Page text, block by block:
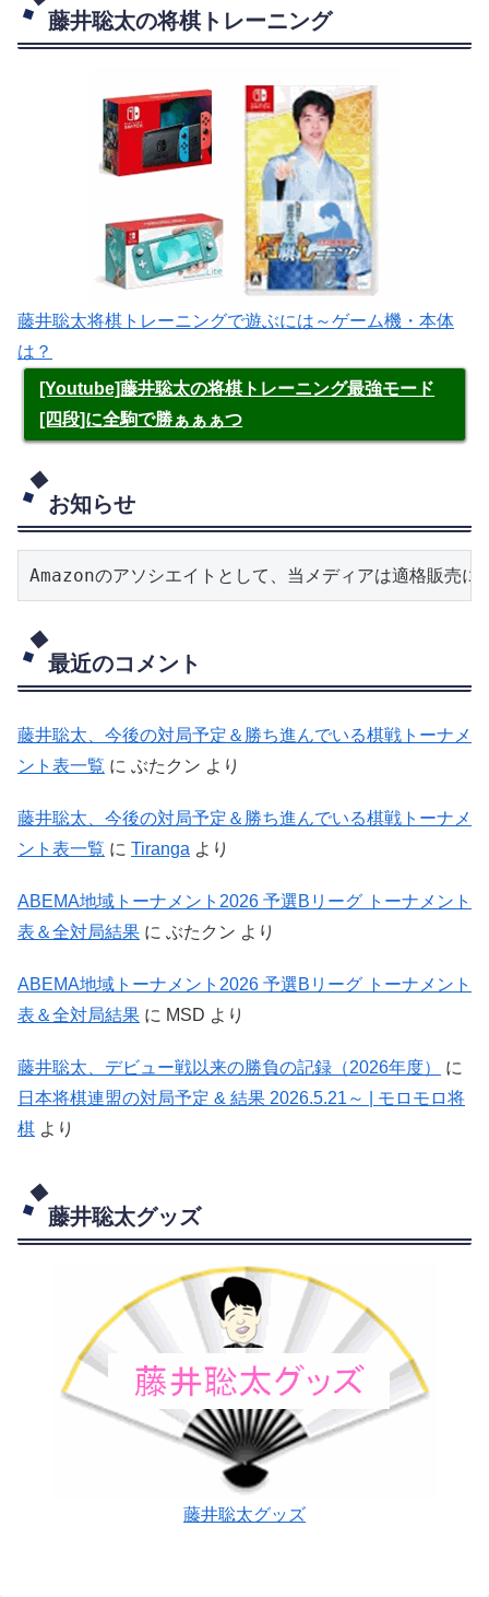
藤井聡太の将棋トレーニング
藤井聡太将棋トレーニングで遊ぶには～ゲーム機・本体
は？
[Youtube]藤井聡太の将棋トレーニング最強モード
[四段]に全駒で勝ぁぁぁつ
お知らせ
Amazonのアソシエイトとして、当メディアは適格販売に
最近のコメント
藤井聡太、今後の対局予定＆勝ち進んでいる棋戦トーナメ
ント表一覧 に ぶたクン より
藤井聡太、今後の対局予定＆勝ち進んでいる棋戦トーナメ
ント表一覧 に Tiranga より
ABEMA地域トーナメント2026 予選Bリーグ トーナメント
表＆全対局結果 に ぶたクン より
ABEMA地域トーナメント2026 予選Bリーグ トーナメント
表＆全対局結果 に MSD より
藤井聡太、デビュー戦以来の勝負の記録（2026年度）
に
日本将棋連盟の対局予定 & 結果 2026.5.21～ | モロモロ将
棋 より
藤井聡太グッズ
藤井聡太グッズ